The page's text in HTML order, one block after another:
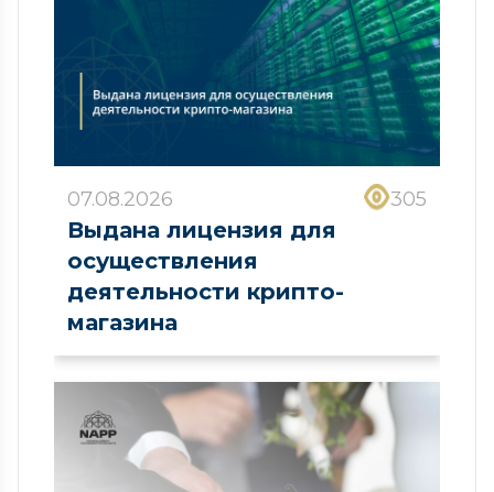
07.08.2026 305
Выдана лицензия для
осуществления
деятельности крипто-
магазина